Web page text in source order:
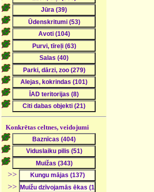
Konkrētas celtnes, veidojumi
>>
>>